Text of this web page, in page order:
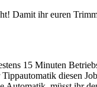
Damit ihr euren
15 Minuten
diesen Job